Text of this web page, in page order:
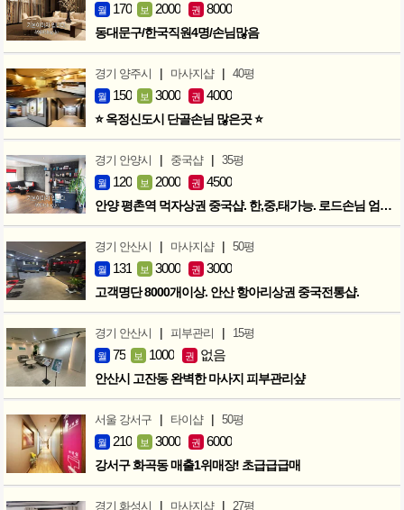
월 170 보 2000 권 8000
동대문구/한국직원4명/손님많음
경기 양주시 | 마사지샵 | 40평
월 150 보 3000 권 4000
⭐ 옥정신도시 단골손님 많은곳 ⭐
경기 안양시 | 중국샵 | 35평
월 120 보 2000 권 4500
안양 평촌역 먹자상권 중국샵. 한,중,태가능. 로드손님 엄청많아요!
경기 안산시 | 마사지샵 | 50평
월 131 보 3000 권 3000
고객명단 8000개이상. 안산 항아리상권 중국전통샵.
경기 안산시 | 피부관리 | 15평
월 75 보 1000 권 없음
안산시 고잔동 완벽한 마사지 피부관리샾
서울 강서구 | 타이샵 | 50평
월 210 보 3000 권 6000
강서구 화곡동 매출1위매장! 초급급급매
경기 화성시 | 마사지샵 | 27평